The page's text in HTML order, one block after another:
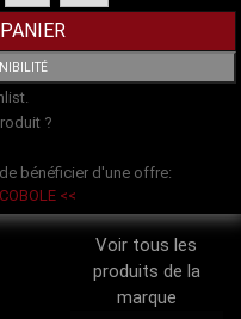
?
bénéficier d'une offre:
<<
Voir tous les
produits de la
marque